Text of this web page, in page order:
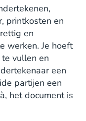
printkosten en
en
werken. Je hoeft
vullen en
een
partijen een
het document is